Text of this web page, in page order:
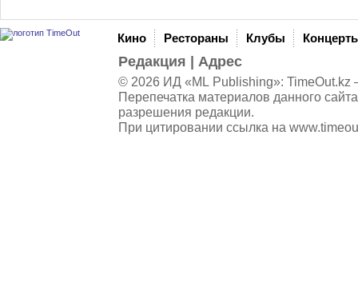
Кино Рестораны Клубы
Редакция Адрес
© 2026 ИД «ML Publishing»: TimeOut.kz
Перепечатка материалов данного
разрешения редакции.
При цитировании ссылка на